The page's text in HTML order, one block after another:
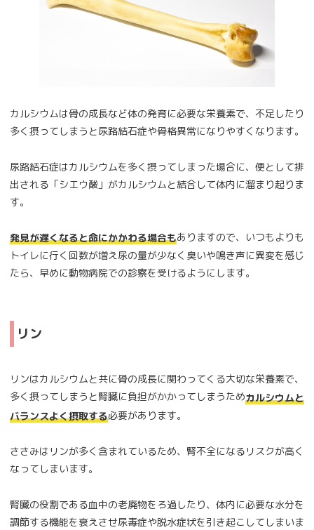
カルシウムは骨の成長など体の発育に必要な栄養素で、不足したり
多く摂ってしまうと尿路結石症や骨格異常になりやすくなります。
尿路結石症はカルシウムを多く摂ってしまった場合に、便として排
出される「シエウ酸」がカルシウムと結合して体内に溜まり起りま
す。
発見が遅くなると命にかかわる場合もありますので、いつもよりも
トイレに行く回数が増え尿の量が少なく臭いや鳴き声に異変を感じ
たら、早めに動物病院での診察を受けるようにします。
リン
リンはカルシウムと共に骨の成長に関わってくる大切な栄養素で、
多く摂ってしまうと腎臓に負担がかかってしまうためカルシウムと
バランスよく摂取する必要があります。
ささみはリンが多く含まれているため、腎不全になるリスクが高く
なってしまいます。
腎臓の役割である血中の老廃物をろ過したり、体内に必要な水分を
調節する機能を衰えさせ尿毒症や脱水症状を引き起こしてしまいま